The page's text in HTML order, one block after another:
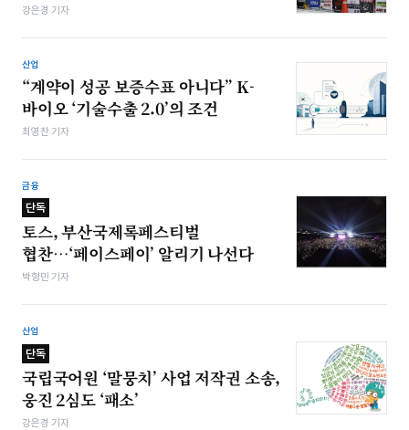
강은경 기자
산업
“계약이 성공 보증수표 아니다” K-
바이오 ‘기술수출 2.0’의 조건
최영찬 기자
금융
단독
토스, 부산국제록페스티벌
협찬…‘페이스페이’ 알리기 나선다
박형민 기자
산업
단독
국립국어원 ‘말뭉치’ 사업 저작권 소송,
웅진 2심도 ‘패소’
강은경 기자